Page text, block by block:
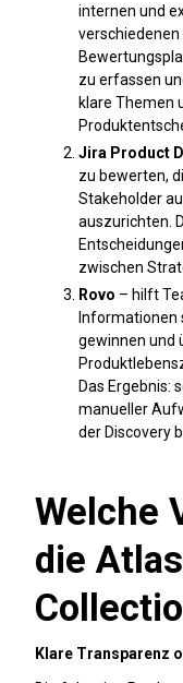
internen und
verschiedenen
zu erfassen
klare Themen
Jira Product
zu bewerten,
Stakeholder
auszurichten.
zwischen
Rovo – hilft
Informationen
gewinnen und
Das Ergebnis:
manueller
der Discovery
Welche
die
Klare Transparenz